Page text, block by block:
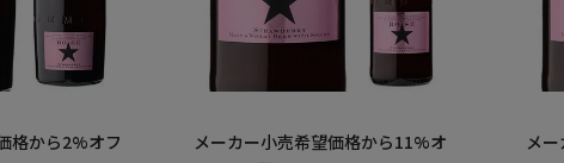
格から2%オフ
メーカー小売希望価格から11%オ
メ